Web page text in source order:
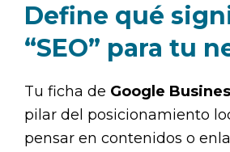
Define qué
“SEO” para tu
Tu ficha de Google
pilar del posicionamiento
pensar en contenidos o